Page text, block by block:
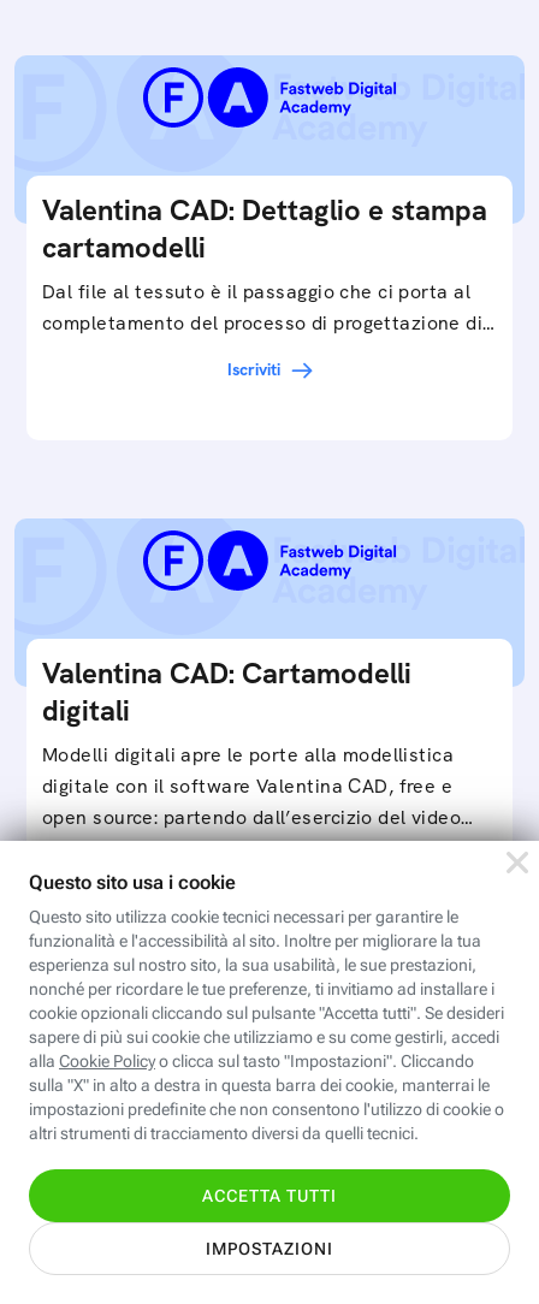
Valentina CAD: Dettaglio e stampa
cartamodelli
Dal file al tessuto è il passaggio che ci porta al
completamento del processo di progettazione di
Iscriviti
Valentina CAD: Cartamodelli
digitali
Modelli digitali apre le porte alla modellistica
digitale con il software Valentina CAD, free e
open source: partendo dall’esercizio del video…
Valentina CAD: Modelli parametrici
Modelli parametrici è il corso che ci permette di
sviluppare tabelle taglia individuali e standard da
utilizzare con il software Valentina CAD per…